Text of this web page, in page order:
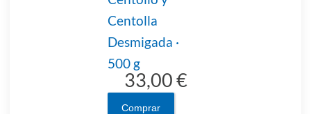
Centolla
Desmigada ·
500 g
33,00 €
Comprar